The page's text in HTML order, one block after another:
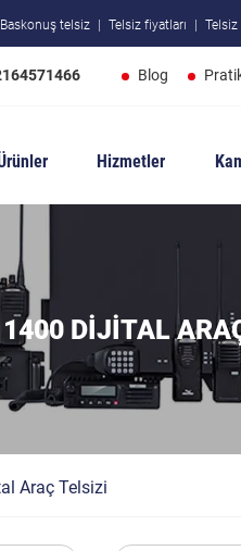
Baskonuş telsiz Telsiz fiyatları
Blog
Hizmetler
DIJITAL
Araç Telsizi